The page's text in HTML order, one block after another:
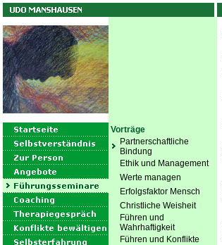
Vorträge
Partnerschaftliche
Bindung
Ethik und Management
Werte managen
Erfolgsfaktor Mensch
Christliche Weisheit
Führen und
Wahrhaftigkeit
Führen und Konflikte